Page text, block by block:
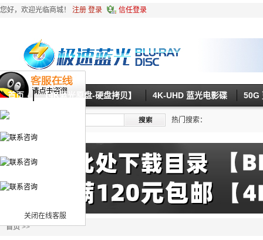
关闭在线客服
您好，欢迎光临商城！ 注册 登录 信任登录
首页 【4K蓝光原盘-硬盘拷贝】 4K-UHD 蓝光电影碟 50G
热门搜索：
首页>>